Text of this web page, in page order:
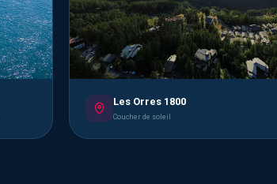
Les Orres 1800
Coucher de soleil